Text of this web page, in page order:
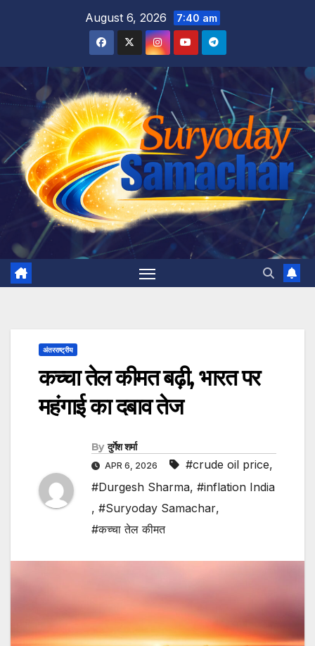
August 6, 2026 7:40 am
अंतरराष्ट्रीय
कच्चा तेल कीमत बढ़ी, भारत पर
महंगाई का दबाव तेज
By दुर्गेश शर्मा
APR 6, 2026 #crude oil price,
#Durgesh Sharma, #inflation India
, #Suryoday Samachar,
#कच्चा तेल कीमत